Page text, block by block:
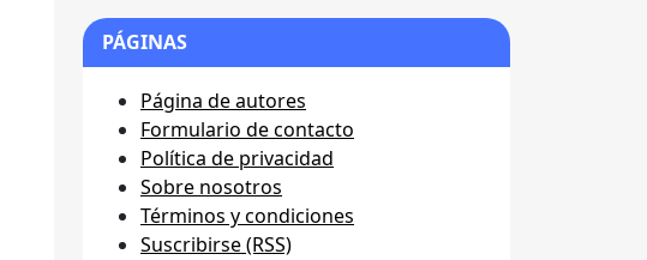
PÁGINAS
Página de autores
Formulario de contacto
Política de privacidad
Sobre nosotros
Términos y condiciones
Suscribirse (RSS)